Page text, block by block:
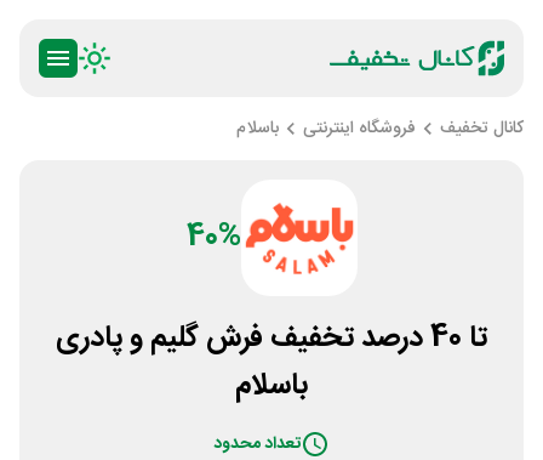
کانال تخفیف فروشگاه اینترنتی باسلام
40%
تا 40 درصد تخفیف فرش گلیم و پادری
باسلام
تعداد محدود